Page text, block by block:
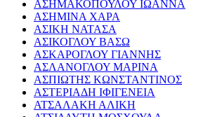
ΑΣΗΜΑΚΟΠΟΥΛΟΥ ΙΩΑΝΝΑ
ΑΣΗΜΙΝΑ ΧΑΡΑ
ΑΣΙΚΗ ΝΑΤΑΣΑ
ΑΣΙΚΟΓΛΟΥ ΒΑΣΩ
ΑΣΚΑΡΟΓΛΟΥ ΓΙΑΝΝΗΣ
ΑΣΛΑΝΟΓΛΟΥ ΜΑΡΙΝΑ
ΑΣΠΙΩΤΗΣ ΚΩΝΣΤΑΝΤΙΝΟΣ
ΑΣΤΕΡΙΑΔΗ ΙΦΙΓΕΝΕΙΑ
ΑΤΣΑΛΑΚΗ ΑΛΙΚΗ